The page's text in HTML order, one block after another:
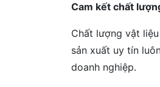
Cam kết chất
Chất lượng vật
sản xuất uy tín
doanh nghiệp.